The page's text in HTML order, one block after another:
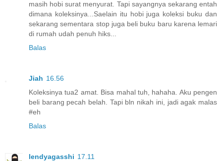
masih hobi surat menyurat. Tapi sayangnya sekarang entah
dimana koleksinya...Saelain itu hobi juga koleksi buku dan
sekarang sementara stop juga beli buku baru karena lemari
di rumah udah penuh hiks...
Balas
Jiah 16.56
Koleksinya tua2 amat. Bisa mahal tuh, hahaha. Aku pengen
beli barang pecah belah. Tapi bln nikah ini, jadi agak malas
#eh
Balas
lendyagasshi 17.11